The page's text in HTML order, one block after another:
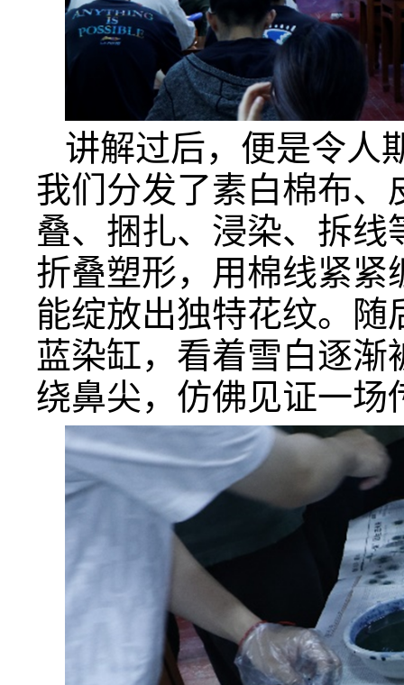
讲解过后，便是令人
我们分发了素白棉布、
叠、捆扎、浸染、拆
折叠塑形，用棉线紧紧
能绽放出独特花纹。
蓝染缸，看着雪白逐
绕鼻尖，仿佛见证一场